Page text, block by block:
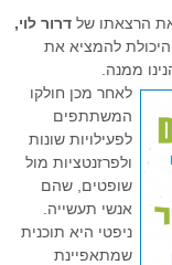
הרצאתו שלדרור לוי,
להמציא את
ממנה.
לאחר מכן חולקו
המשתתפים
לפעילויות שונות
ולפרזנטציות מול
שופטים, שהם
אנשי תעשייה.
ניפטי היא תוכנית
שמתאפיינת